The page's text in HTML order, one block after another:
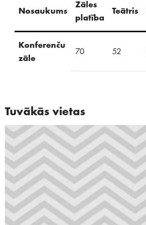
Nosaukums
Zāles
platība
Teātris
Konferenču
zāle
70 52
Tuvākās vietas